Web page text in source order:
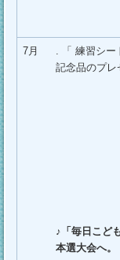
7月
. 「 練習シー
記念品のプレ
♪「毎日こど
本選大会へ。